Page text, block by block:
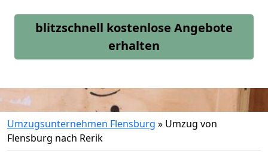
blitzschnell kostenlose Angebote
erhalten
Umzugsunternehmen Flensburg » Umzug von
Flensburg nach Rerik